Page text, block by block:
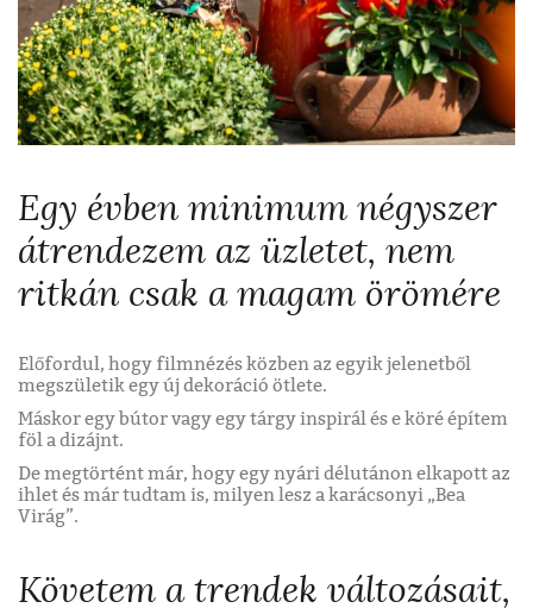
Egy évben minimum négyszer
átrendezem az üzletet, nem
ritkán csak a magam örömére
Előfordul, hogy filmnézés közben az egyik jelenetből
megszületik egy új dekoráció ötlete.
Máskor egy bútor vagy egy tárgy inspirál és e köré építem
föl a dizájnt.
De megtörtént már, hogy egy nyári délutánon elkapott az
ihlet és már tudtam is, milyen lesz a karácsonyi „Bea
Virág”.
Követem a trendek változásait,